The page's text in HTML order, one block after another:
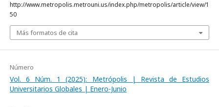
http://www.metropolis.metrouni.us/index.php/metropolis/article/view/1
50
Más formatos de cita
Número
Vol. 6 Núm. 1 (2025): Metrópolis | Revista de Estudios
Universitarios Globales | Enero-Junio